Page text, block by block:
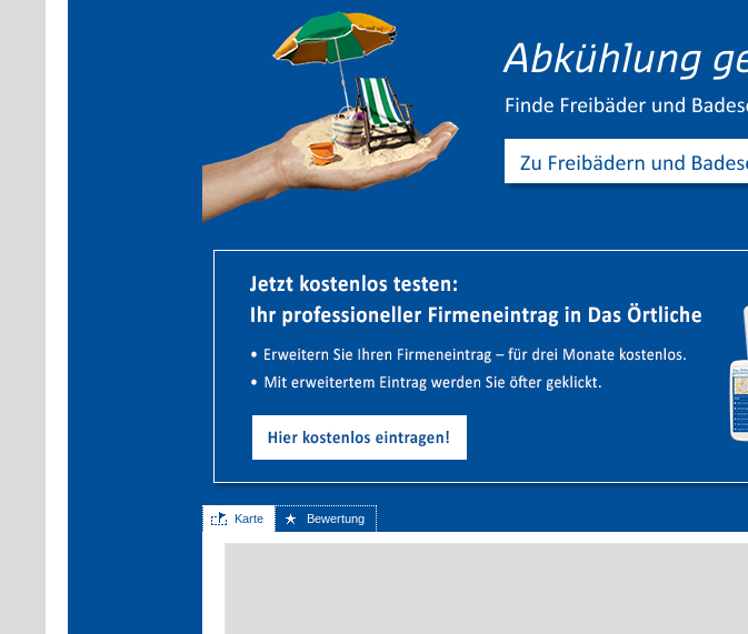
Karte Bewertung